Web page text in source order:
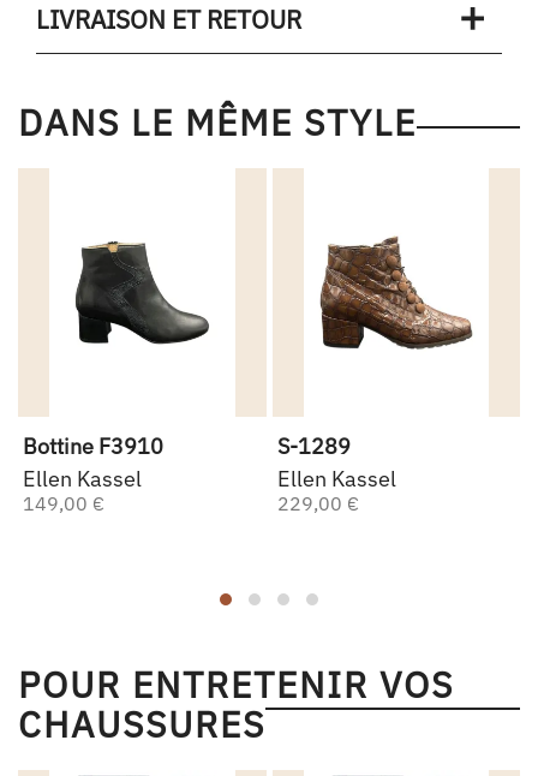
LIVRAISON ET RETOUR
DANS LE MÊME STYLE
Bottine F3910
Ellen Kassel
149,00 €
S-1289
Ellen Kassel
229,00 €
POUR ENTRETENIR VOS
CHAUSSURES